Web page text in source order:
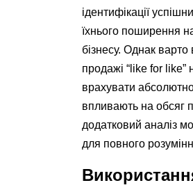
ідентифікації
їхнього поширення
бізнесу. Однак
продажі “like for
врахувати
впливають на обсяг
додатковий аналіз
для повного